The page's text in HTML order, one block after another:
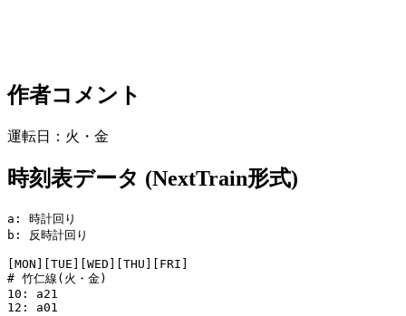
作者コメント
運転日：火・金
時刻表データ (NextTrain形式)
a: 時計回り
b: 反時計回り
[MON][TUE][WED][THU][FRI]
# 竹仁線(火・金)
10: a21
12: a01